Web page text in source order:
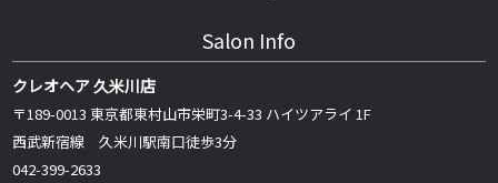
Salon Info
クレオヘア 久米川店
〒189-0013 東京都東村山市栄町3-4-33 ハイツアライ 1F
西武新宿線 久米川駅南口徒歩3分
042-399-2633